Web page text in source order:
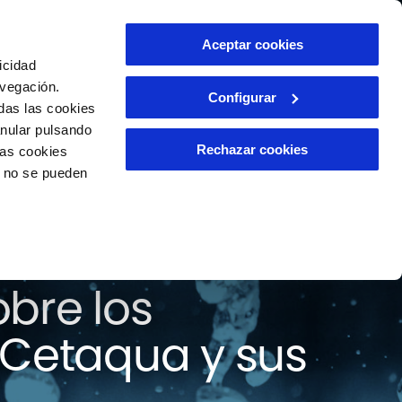
las cookies
pulsando
cookies
se pueden
Aceptar cookies
Configurar
Rechazar cookies
ES
todas las
los
y sus